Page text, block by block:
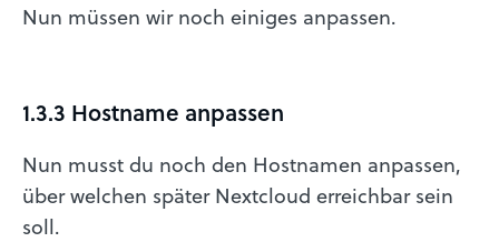
Nun müssen wir noch einiges anpassen.
1.3.3 Hostname anpassen
Nun musst du noch den Hostnamen anpassen,
über welchen später Nextcloud erreichbar sein
soll.